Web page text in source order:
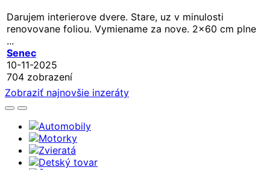
Darujem interierove dvere. Stare, uz v minulosti
renovovane foliou. Vymiename za nove. 2x60 cm plne
...
Senec
10-11-2025
704 zobrazení
Zobraziť najnovšie inzeráty
Automobily
Motorky
Zvieratá
Detský tovar